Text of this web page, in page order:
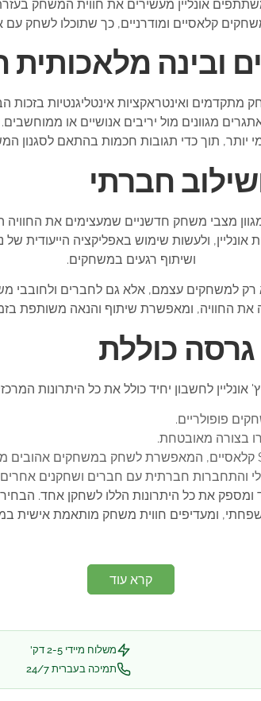
אונליין מעשירים את חווית המשחק
קלאסיים ומודרניים, כך שתוכלו לשחק עם
ובינה
מתקדמים ואינטראקציות אינטליגנטיות
יותר, תוך כדי תגובות חכמות בהתאם לסגנון
חברתי
למגוון מצבי משחק חדשניים שמעצימים את
ולעשות שימוש באפליקציה הייעודית של
ושיתוף רגעים במשחקים.
למשחקים עצמם, אלא גם לחברים ולחובבי
את החוויה, ומאפשרת שיתוף והנאה משותפת
כוללת
אונליין לחשבון יחיד כולל את כל היתרונות
פופולריים.
בצורה מאובטחת.
והתחברות חברתית עם חברים ושחקנים
ומספק את כל היתרונות הללו לשחקן אחד.
ומעדיפים חווית משחק מותאמת אישית
קרא עוד
משלוח מיידי 2-5 דק'
תמיכה בעברית 24/7